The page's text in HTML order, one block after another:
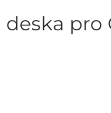
deska pro